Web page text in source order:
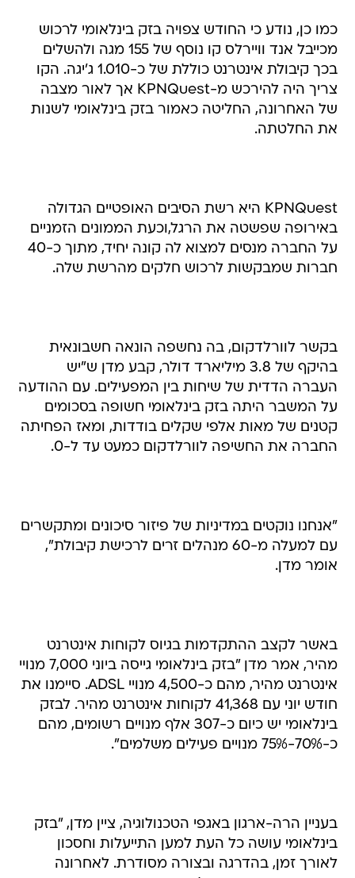
כמו כן, נודע כי החודש צפויה בזק בינלאומי לרכוש
מכייבל אנד וויירלס קו נוסף של 155 מגה ולהשלים
בכך קיבולת אינטרנט כוללת של כ-1.010 ג'יגה. הקו
צריך היה להירכש מ-KPNQuest אך לאור מצבה
של האחרונה, החליטה כאמור בזק בינלאומי לשנות
את החלטתה.
KPNQuest היא רשת הסיבים האופטיים הגדולה
באירופה שפשטה את הרגל,וכעת הממונים הזמניים
על החברה מנסים למצוא לה קונה יחיד, מתוך כ-40
חברות שמבקשות לרכוש חלקים מהרשת שלה.
בקשר לוורלדקום, בה נחשפה הונאה חשבונאית
בהיקף של 3.8 מיליארד דולר, קבע מדן ש"יש
העברה הדדית של שיחות בין המפעילים. עם ההודעה
על המשבר היתה בזק בינלאומי חשופה בסכומים
קטנים של מאות אלפי שקלים בודדות, ומאז הפחיתה
החברה את החשיפה לוורלדקום כמעט עד ל-0.
"אנחנו נוקטים במדיניות של פיזור סיכונים ומתקשרים
עם למעלה מ-60 מנהלים זרים לרכישת קיבולת",
אומר מדן.
באשר לקצב ההתקדמות בגיוס לקוחות אינטרנט
מהיר, אמר מדן "בזק בינלאומי גייסה ביוני 7,000 מנויי
אינטרנט מהיר, מהם כ-4,500 מנויי ADSL. סיימנו את
חודש יוני עם 41,368 לקוחות אינטרנט מהיר. לבזק
בינלאומי יש כיום כ-307 אלף מנויים רשומים, מהם
כ-70%-75% מנויים פעילים משלמים".
בעניין הרה-ארגון באגפי הטכנולוגיה, ציין מדן, "בזק
בינלאומי עושה כל העת למען התייעלות וחסכון
לאורך זמן, בהדרגה ובצורה מסודרת. לאחרונה